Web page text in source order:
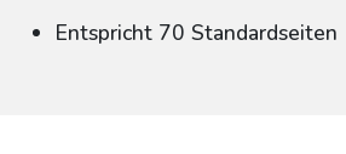
Entspricht 70 Standardseiten